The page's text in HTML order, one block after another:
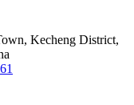
Kecheng District,